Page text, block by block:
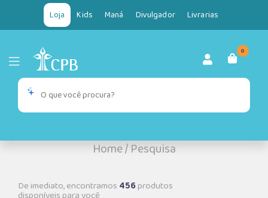
Loja Kids Maná Divulgador Livrarias
0
Home/Pesquisa
De imediato, encontramos 456produtos